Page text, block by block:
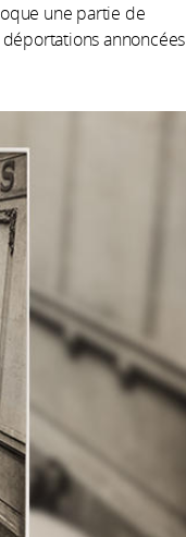
une partie de
annoncées